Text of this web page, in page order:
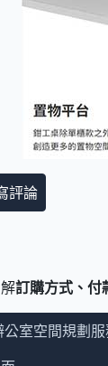
評論
訂購方式、付
公室空間規劃